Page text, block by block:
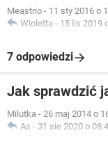
Meastrio - 11 sty 2016 o
Wioletta - 15 lis 2019
7 odpowiedzi
Jak sprawdzić
Milutka - 26 maj 2014 o
As - 31 sie 2020 o